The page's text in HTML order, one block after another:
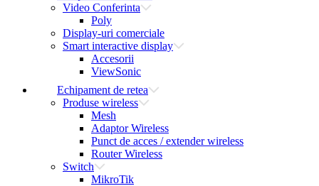
Video Conferinta
Poly
Display-uri comerciale
Smart interactive display
Accesorii
ViewSonic
Echipament de retea
Produse wireless
Mesh
Adaptor Wireless
Punct de acces / extender wireless
Router Wireless
Switch
MikroTik